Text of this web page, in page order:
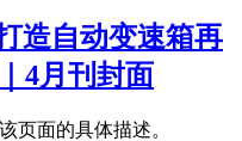
造自动变速箱再
4月刊封面
页面的具体描述。